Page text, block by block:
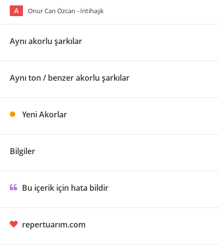
A Onur Can Özcan - İntihaşk
Aynı akorlu şarkılar
Aynı ton / benzer akorlu şarkılar
Yeni Akorlar
Bilgiler
Bu içerik için hata bildir
repertuarım.com